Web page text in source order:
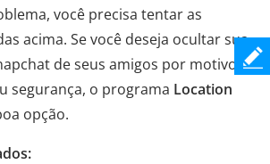
você precisa tentar as
acima. Se você deseja ocultar sua
de seus amigos por motivos
segurança, o programa Location
opção.